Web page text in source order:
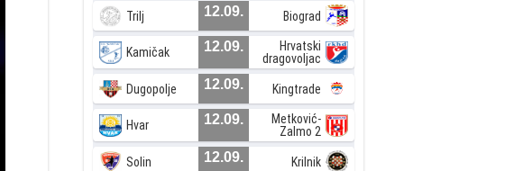
Trilj 12.09. Biograd
Kamičak 12.09.
Hrvatski
dragovoljac
Dugopolje 12.09. Kingtrade
Hvar 12.09.
Metković-
Zalmo 2
Solin 12.09. Krilnik